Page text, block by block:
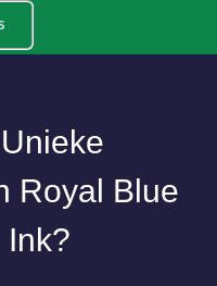
Royal Blue
Ink?